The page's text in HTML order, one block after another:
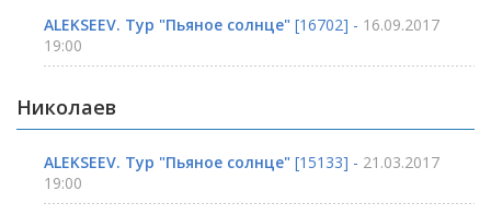
ALEKSEEV. Тур "Пьяное солнце" [16702] - 16.09.2017
19:00
Николаев
ALEKSEEV. Тур "Пьяное солнце" [15133] - 21.03.2017
19:00